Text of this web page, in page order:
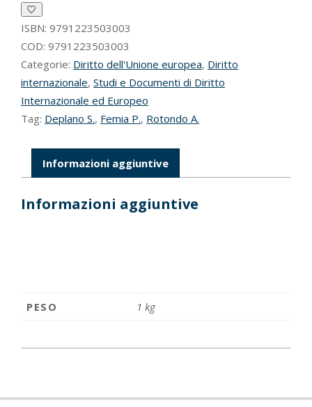
diritti
quantità
ISBN: 9791223503003
COD: 9791223503003
Categorie: Diritto dell'Unione europea, Diritto
internazionale, Studi e Documenti di Diritto
Internazionale ed Europeo
Tag: Deplano S., Femia P., Rotondo A.
Informazioni aggiuntive
Informazioni aggiuntive
PESO 1 kg